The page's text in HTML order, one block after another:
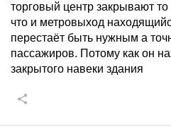
торговый центр закрывают
что и метровыход
перестаёт быть нужным а
пассажиров. Потому как он
закрытого навеки здания